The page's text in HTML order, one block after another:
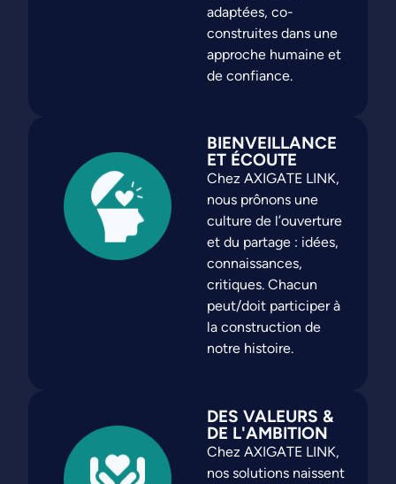
adaptées, co-
construites dans une
approche humaine et
de confiance.
BIENVEILLANCE
ET ÉCOUTE
Chez AXIGATE LINK,
nous prônons une
culture de l’ouverture
et du partage : idées,
connaissances,
critiques. Chacun
peut/doit participer à
la construction de
notre histoire.
DES VALEURS &
DE L'AMBITION
Chez AXIGATE LINK,
nos solutions naissent